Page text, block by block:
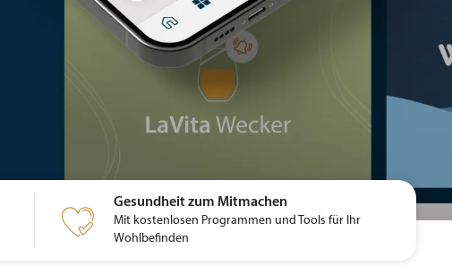

Gesundheit zum Mitmachen
Mit kostenlosen Programmen und Tools für Ihr
Wohlbefinden